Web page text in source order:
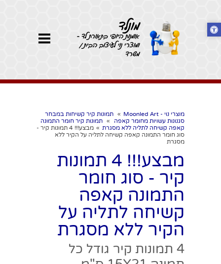
מונלד
אומנות היופי בתאורת לד -
ומוצרי נוי לעיצוב הבית /
משרד
מוצרי נוי - Moonled Art » תמונות קיר קשיחות במבחר
סגנונות עשויות מחומר קאפה
» תמונות קיר חומר התמונה
קאפה קשיחה לתליה ללא מסגרת »
מבצע!!! 4 תמונות קיר -
סוג חומר התמונה קאפה קשיחה לתליה על הקיר ללא
מסגרת
מבצע!!! 4 תמונות
קיר - סוג חומר
התמונה קאפה
קשיחה לתליה על
הקיר ללא מסגרת
4 תמונות קיר גודל כל